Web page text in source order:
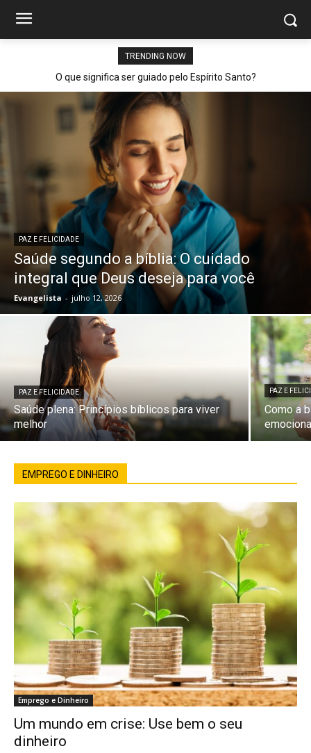
TRENDING NOW
O que significa ser guiado pelo Espírito Santo?
PAZ E FELICIDADE
Saúde segundo a bíblia: O cuidado
integral que Deus deseja para você
Evangelista - julho 12, 2026
PAZ E FELICIDADE
Saúde plena: Princípios bíblicos para viver
melhor
PAZ E
Como a
EMPREGO E DINHEIRO
Emprego e Dinheiro
Um mundo em crise: Use bem o seu
dinheiro